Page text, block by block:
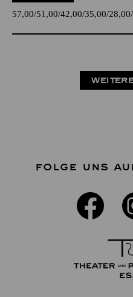
57,00 51,00 42,00 35,00 28,00
FOLGE UNS